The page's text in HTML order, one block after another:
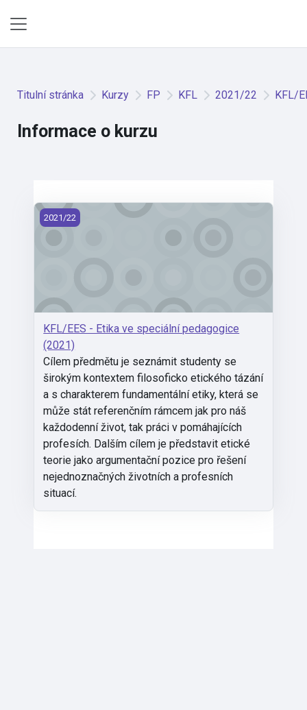
Titulní stránka Kurzy FP KFL 2021/22 KFL/
Informace o kurzu
KFL/EES - Etika ve speciální pedagogice (2021)
2021/22
KFL/EES - Etika ve speciální pedagogice
(2021)
Cílem předmětu je seznámit studenty se
širokým kontextem filosoficko etického tázání
a s charakterem fundamentální etiky, která se
může stát referenčním rámcem jak pro náš
každodenní život, tak práci v pomáhajících
profesích. Dalším cílem je představit etické
teorie jako argumentační pozice pro řešení
nejednoznačných životních a profesních
situací.